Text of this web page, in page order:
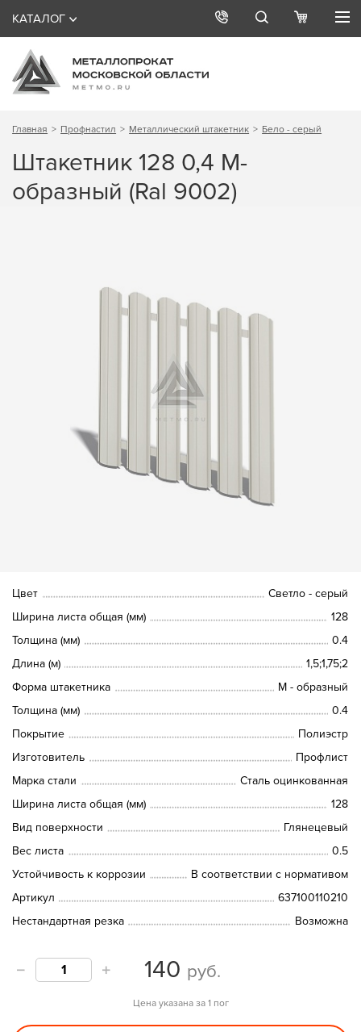
КАТАЛОГ
Главная Профнастил Металлический штакетник Бело - серый
Штакетник 128 0,4 М-
образный (Ral 9002)
Цвет
Светло - серый
Ширина листа общая (мм)
128
Толщина (мм)
0.4
Длина (м)
1,5;1,75;2
Форма штакетника
М - образный
Толщина (мм)
0.4
Покрытие
Полиэстр
Изготовитель
Профлист
Марка стали
Сталь оцинкованная
Ширина листа общая (мм)
128
Вид поверхности
Глянецевый
Вес листа
0.5
Устойчивость к коррозии
В соответствии с нормативом
Артикул
637100110210
Нестандартная резка
Возможна
140 руб.
Цена указана за 1 пог